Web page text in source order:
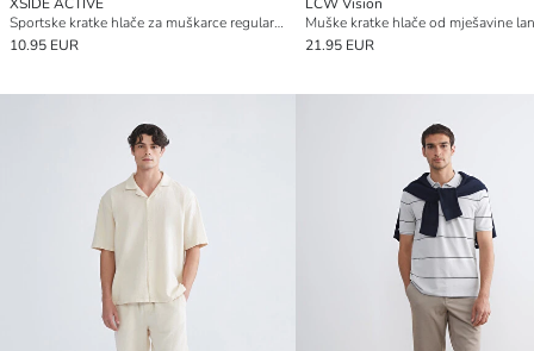
Sportske kratke hlače za muškarce regularnog kroja
10.95 EUR
21.95 EUR